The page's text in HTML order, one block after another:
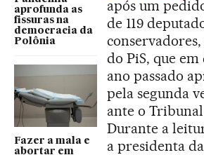
aprofunda as
fissuras na
democracia da
Polônia
Fazer a mala e
abortar em
após um
de 119
do PiS, que
ano passado
pela segunda
ante o
Durante a
a presidenta